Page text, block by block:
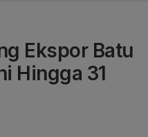
Ekspor Batu
Hingga 31